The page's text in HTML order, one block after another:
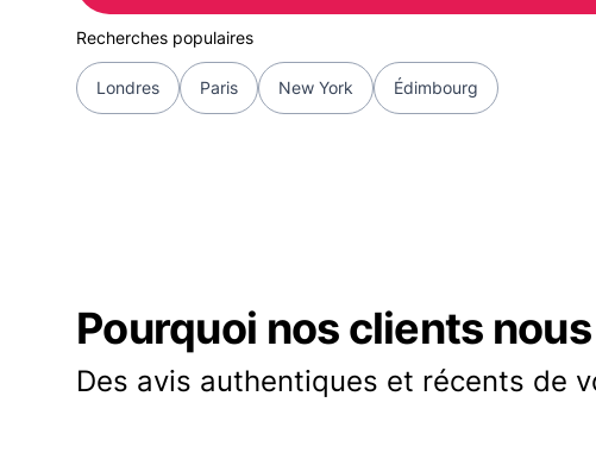
Recherches populaires
Londres Paris New York Édimbourg
Pourquoi nos clients
Des avis authentiques et récents de